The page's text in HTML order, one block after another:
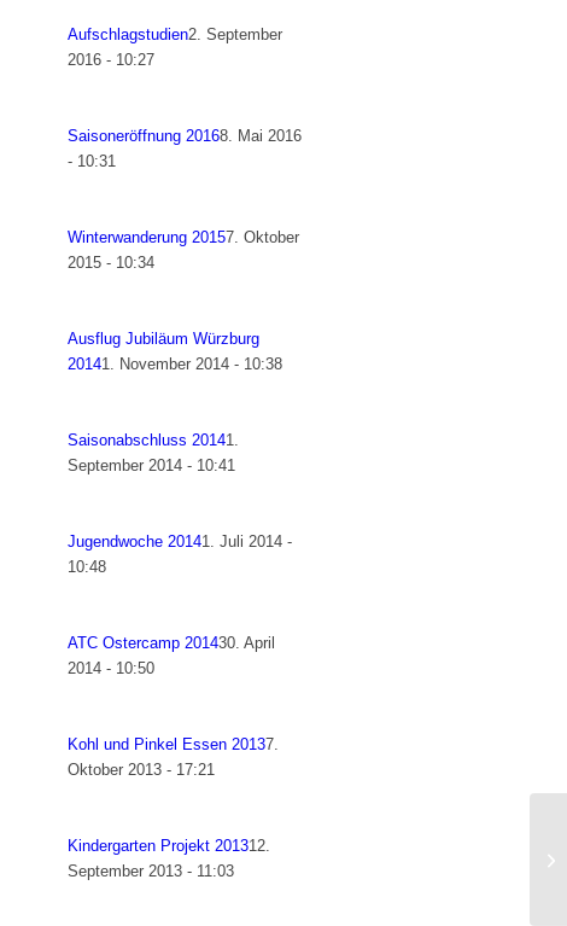
Aufschlagstudien2. September
2016 - 10:27
Saisoneröffnung 20168. Mai 2016
- 10:31
Winterwanderung 20157. Oktober
2015 - 10:34
Ausflug Jubiläum Würzburg
20141. November 2014 - 10:38
Saisonabschluss 20141.
September 2014 - 10:41
Jugendwoche 20141. Juli 2014 -
10:48
ATC Ostercamp 201430. April
2014 - 10:50
Kohl und Pinkel Essen 20137.
Oktober 2013 - 17:21
Kindergarten Projekt 201312.
September 2013 - 11:03